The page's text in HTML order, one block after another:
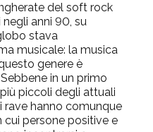
del soft rock
anni 90, su
stava
musicale: la musica
genere è
in un primo
piccoli degli attuali
rave hanno comunque
persone positive e